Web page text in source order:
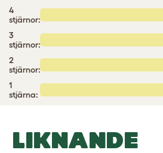
4
stjärnor:
3
stjärnor:
2
stjärnor:
1
stjärna:
LIKNANDE